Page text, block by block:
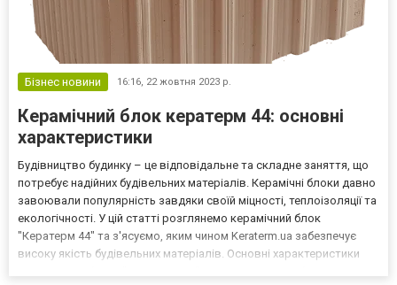
Бізнес новини 16:16, 22 жовтня 2023 р.
Керамічний блок кератерм 44: основні
характеристики
Будівництво будинку – це відповідальне та складне заняття, що
потребує надійних будівельних матеріалів. Керамічні блоки давно
завоювали популярність завдяки своїй міцності, теплоізоляції та
екологічності. У цій статті розглянемо керамічний блок
"Кератерм 44" та з'ясуємо, яким чином Keraterm.ua забезпечує
високу якість будівельних матеріалів. Основні характеристики